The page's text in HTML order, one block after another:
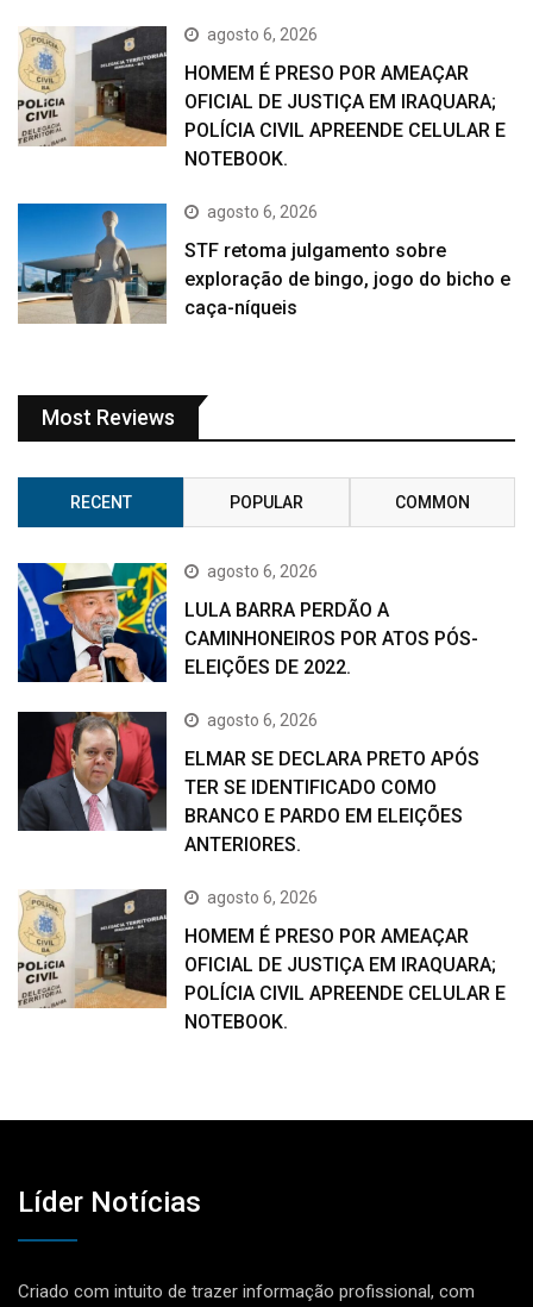
agosto 6, 2026
HOMEM É PRESO POR AMEAÇAR
OFICIAL DE JUSTIÇA EM IRAQUARA;
POLÍCIA CIVIL APREENDE CELULAR E
NOTEBOOK.
agosto 6, 2026
STF retoma julgamento sobre
exploração de bingo, jogo do bicho e
caça-níqueis
Most Reviews
RECENT POPULAR COMMON
agosto 6, 2026
LULA BARRA PERDÃO A
CAMINHONEIROS POR ATOS PÓS-
ELEIÇÕES DE 2022.
agosto 6, 2026
ELMAR SE DECLARA PRETO APÓS
TER SE IDENTIFICADO COMO
BRANCO E PARDO EM ELEIÇÕES
ANTERIORES.
agosto 6, 2026
HOMEM É PRESO POR AMEAÇAR
OFICIAL DE JUSTIÇA EM IRAQUARA;
POLÍCIA CIVIL APREENDE CELULAR E
NOTEBOOK.
Líder Notícias
Criado com intuito de trazer informação profissional, com